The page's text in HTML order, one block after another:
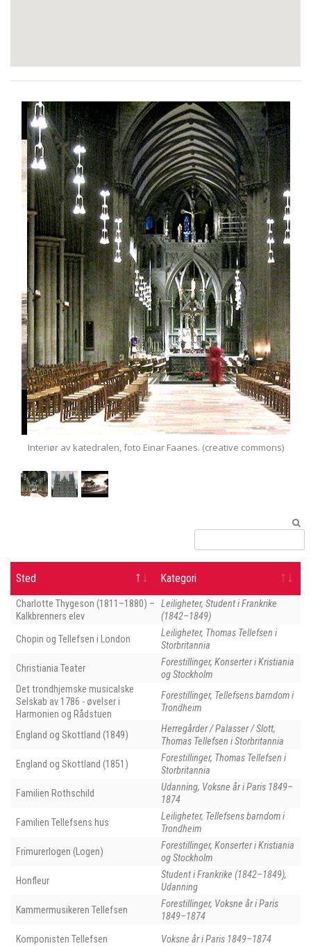
Interiør av katedralen, foto Einar Faanes. (creative commons)
Sted Kategori
Charlotte Thygeson (1811–1880) –
Kalkbrenners elev
Leiligheter, Student i Frankrike
(1842–1849)
Chopin og Tellefsen i London
Leiligheter, Thomas Tellefsen i
Storbritannia
Christiania Teater
Forestillinger, Konserter i Kristiania
og Stockholm
Det trondhjemske musicalske
Selskab av 1786 - øvelser i
Harmonien og Rådstuen
Forestillinger, Tellefsens barndom i
Trondheim
England og Skottland (1849)
Herregårder / Palasser / Slott,
Thomas Tellefsen i Storbritannia
England og Skottland (1851)
Forestillinger, Thomas Tellefsen i
Storbritannia
Familien Rothschild
Udanning, Voksne år i Paris 1849–
1874
Familien Tellefsens hus
Leiligheter, Tellefsens barndom i
Trondheim
Frimurerlogen (Logen)
Forestillinger, Konserter i Kristiania
og Stockholm
Honfleur
Student i Frankrike (1842–1849),
Udanning
Kammermusikeren Tellefsen
Forestillinger, Voksne år i Paris
1849–1874
Komponisten Tellefsen Voksne år i Paris 1849–1874